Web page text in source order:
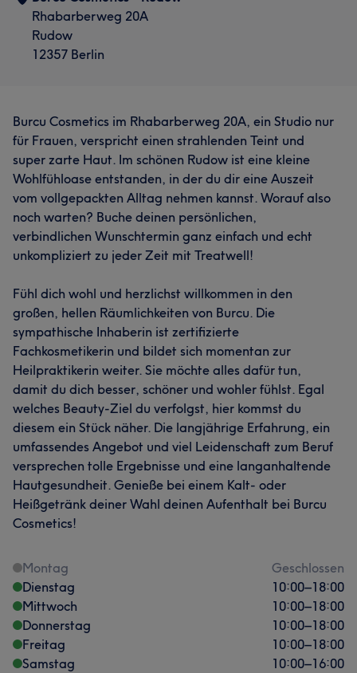
Rhabarberweg 20A
Rudow
12357 Berlin
Burcu Cosmetics im Rhabarberweg 20A, ein Studio nur
für Frauen, verspricht einen strahlenden Teint und
super zarte Haut. Im schönen Rudow ist eine kleine
Wohlfühloase entstanden, in der du dir eine Auszeit
vom vollgepackten Alltag nehmen kannst. Worauf also
noch warten? Buche deinen persönlichen,
verbindlichen Wunschtermin ganz einfach und echt
unkompliziert zu jeder Zeit mit Treatwell!
Fühl dich wohl und herzlichst willkommen in den
großen, hellen Räumlichkeiten von Burcu. Die
sympathische Inhaberin ist zertifizierte
Fachkosmetikerin und bildet sich momentan zur
Heilpraktikerin weiter. Sie möchte alles dafür tun,
damit du dich besser, schöner und wohler fühlst. Egal
welches Beauty-Ziel du verfolgst, hier kommst du
diesem ein Stück näher. Die langjährige Erfahrung, ein
umfassendes Angebot und viel Leidenschaft zum Beruf
versprechen tolle Ergebnisse und eine langanhaltende
Hautgesundheit. Genieße bei einem Kalt- oder
Heißgetränk deiner Wahl deinen Aufenthalt bei Burcu
Cosmetics!
Montag
Geschlossen
Dienstag
10:00–18:00
Mittwoch
10:00–18:00
Donnerstag
10:00–18:00
Freitag
10:00–18:00
Samstag
10:00–16:00